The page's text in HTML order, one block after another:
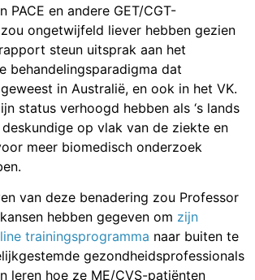
PACE en andere GET/CGT-
ongetwijfeld liever hebben gezien
steun uitsprak aan het
behandelingsparadigma dat
in Australië, en ook in het VK.
status verhoogd hebben als ‘s lands
op vlak van de ziekte en
meer biomedisch onderzoek
van deze benadering zou Professor
hebben gegeven om zijn
trainingsprogramma naar buiten te
gezondheidsprofessionals
leren hoe ze ME/CVS-patiënten